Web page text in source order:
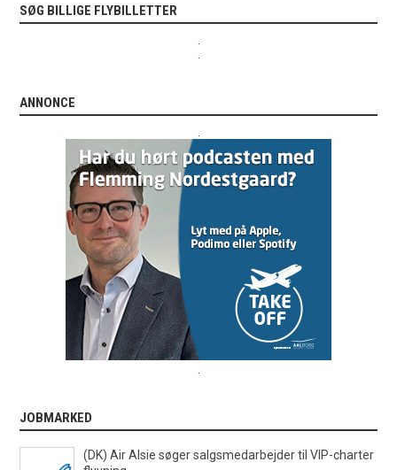
SØG BILLIGE FLYBILLETTER
ANNONCE
JOBMARKED
(DK) Air Alsie søger salgsmedarbejder til VIP-charter